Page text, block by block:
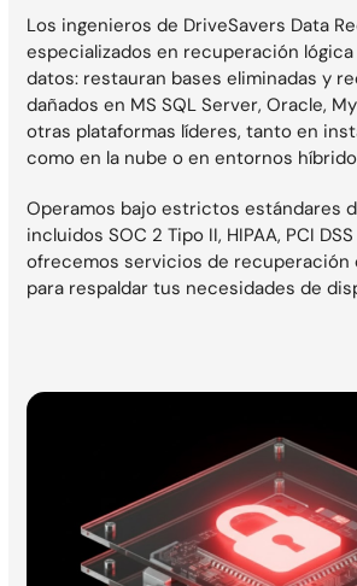
Los ingenieros de DriveSavers Data
especializados en recuperación
datos: restauran bases eliminadas y
dañados en MS SQL Server, Oracle,
otras plataformas líderes, tanto en
como en la nube o en entornos
Operamos bajo estrictos estándares
incluidos SOC 2 Tipo II, HIPAA, PCI DSS
ofrecemos servicios de recuperación
para respaldar tus necesidades de